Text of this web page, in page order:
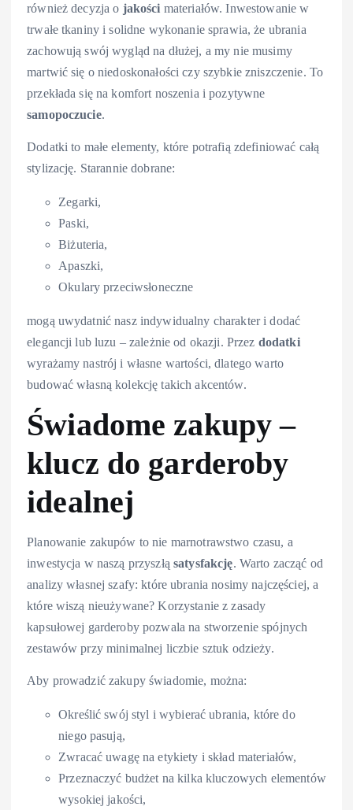
również decyzja o jakości materiałów. Inwestowanie w
trwałe tkaniny i solidne wykonanie sprawia, że ubrania
zachowują swój wygląd na dłużej, a my nie musimy
martwić się o niedoskonałości czy szybkie zniszczenie. To
przekłada się na komfort noszenia i pozytywne
samopoczucie.
Dodatki to małe elementy, które potrafią zdefiniować całą
stylizację. Starannie dobrane:
Zegarki,
Paski,
Biżuteria,
Apaszki,
Okulary przeciwsłoneczne
mogą uwydatnić nasz indywidualny charakter i dodać
elegancji lub luzu – zależnie od okazji. Przez dodatki
wyrażamy nastrój i własne wartości, dlatego warto
budować własną kolekcję takich akcentów.
Świadome zakupy –
klucz do garderoby
idealnej
Planowanie zakupów to nie marnotrawstwo czasu, a
inwestycja w naszą przyszłąsatysfakcję. Warto zacząć od
analizy własnej szafy: które ubrania nosimy najczęściej, a
które wiszą nieużywane? Korzystanie z zasady
kapsułowej garderoby pozwala na stworzenie spójnych
zestawów przy minimalnej liczbie sztuk odzieży.
Aby prowadzić zakupy świadomie, można:
Określić swój styl i wybierać ubrania, które do
niego pasują,
Zwracać uwagę na etykiety i skład materiałów,
Przeznaczyć budżet na kilka kluczowych elementów
wysokiej jakości,